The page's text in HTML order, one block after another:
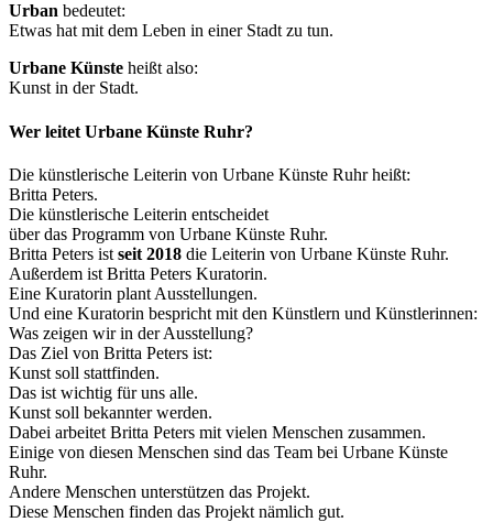
Urban bedeutet:
Etwas hat mit dem Leben in einer Stadt zu tun.
Urbane Künste heißt also:
Kunst in der Stadt.
Wer leitet Urbane Künste Ruhr?
Die künstlerische Leiterin von Urbane Künste Ruhr heißt:
Britta Peters.
Die künstlerische Leiterin entscheidet
über das Programm von Urbane Künste Ruhr.
Britta Peters ist seit 2018 die Leiterin von Urbane Künste Ruhr.
Außerdem ist Britta Peters Kuratorin.
Eine Kuratorin plant Ausstellungen.
Und eine Kuratorin bespricht mit den Künstlern und Künstlerinnen:
Was zeigen wir in der Ausstellung?
Das Ziel von Britta Peters ist:
Kunst soll stattfinden.
Das ist wichtig für uns alle.
Kunst soll bekannter werden.
Dabei arbeitet Britta Peters mit vielen Menschen zusammen.
Einige von diesen Menschen sind das Team bei Urbane Künste
Ruhr.
Andere Menschen unterstützen das Projekt.
Diese Menschen finden das Projekt nämlich gut.